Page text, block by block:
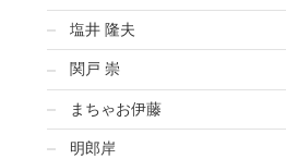
塩井 隆夫
関戸 崇
まちゃお伊藤
明郎岸